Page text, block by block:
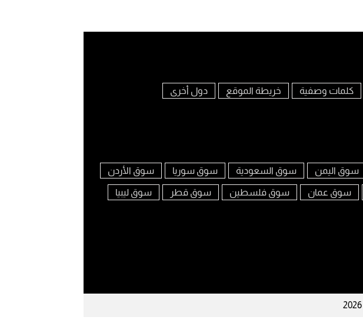
كلمات وصفية خريطة الموقع دول أخرى
سوق اليمن سوق السعودية سوق سوريا سوق الأردن
سوق عمان سوق فلسطين سوق قطر سوق ليبيا